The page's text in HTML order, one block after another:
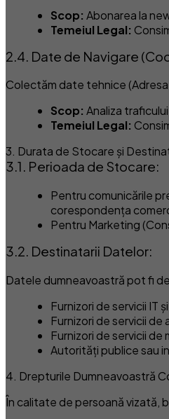
Scop: Abonarea la
Temeiul Legal:
2.4. Date de Navigare
Colectăm date tehnice
Scop: Analiza
Temeiul Legal:
3. Durata de Stocare și
3.1. Perioada de Stocare:
Pentru comunicările
corespondența
Pentru Marketing
3.2. Destinatarii Datelor:
Datele dumneavoastră pot fi
Furnizori de servicii IT
Furnizori de servicii de
Furnizori de servicii
Autorități publice sau
4. Drepturile Dumneavoastră
În calitate de persoană vizată,